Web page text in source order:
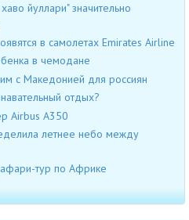
йуллари" значительно
в самолетах Emirates Airline
в чемодане
с Македонией для россиян
отдых?
Airbus А350
летнее небо между
тур по Африке